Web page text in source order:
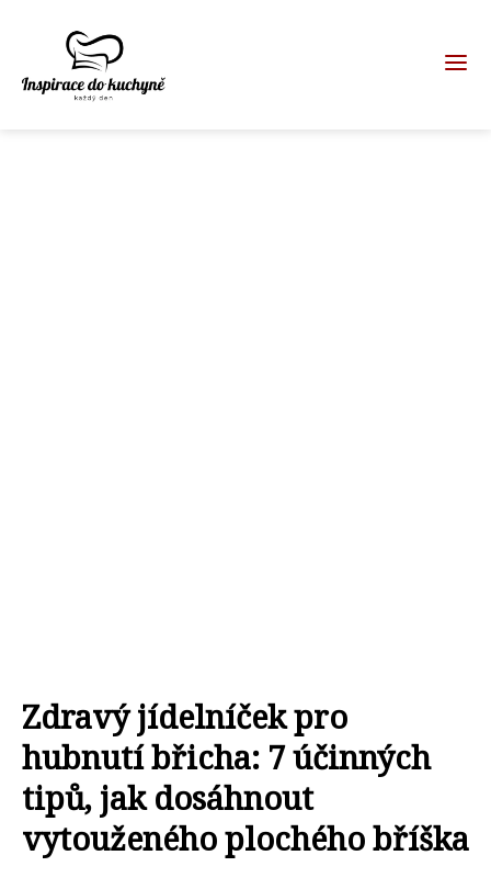
Zdravý jídelníček pro
hubnutí břicha: 7 účinných
tipů, jak dosáhnout
vytouženého plochého bříška